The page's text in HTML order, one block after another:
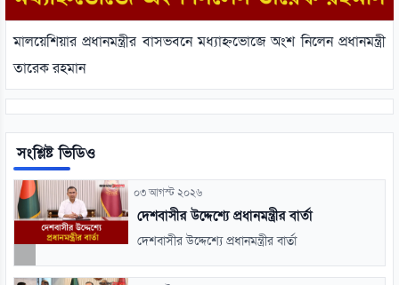
মালয়েশিয়ার প্রধানমন্ত্রীর বাসভবনে মধ্যাহ্নভোজে অংশ নিলেন প্রধানমন্ত্রী
তারেক রহমান
সংশ্লিষ্ট ভিডিও
০৩ আগস্ট ২০২৬
দেশবাসীর উদ্দেশ্যে প্রধানমন্ত্রীর বার্তা
দেশবাসীর উদ্দেশ্যে প্রধানমন্ত্রীর বার্তা